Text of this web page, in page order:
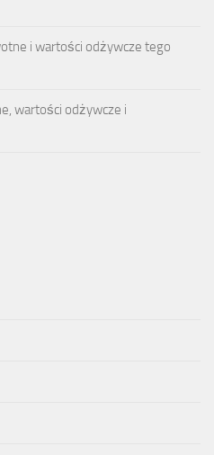
i wartości odżywcze tego
wartości odżywcze i